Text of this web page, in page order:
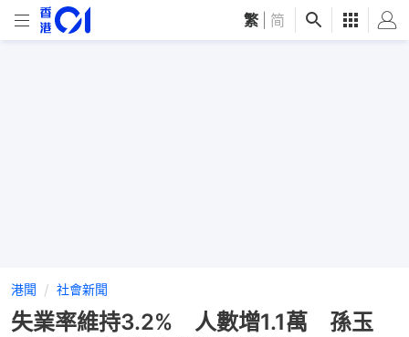
繁 简
港聞 社會新聞
失業率維持3.2% 人數增1.1萬 孫玉